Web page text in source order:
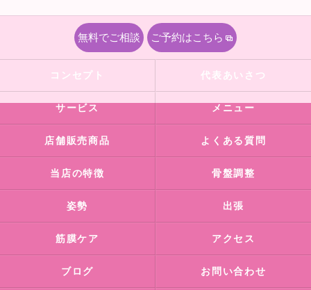
無料でご相談 ご予約はこちら
コンセプト 代表あいさつ
サービス メニュー
店舗販売商品 よくある質問
当店の特徴 骨盤調整
姿勢 出張
筋膜ケア アクセス
ブログ お問い合わせ